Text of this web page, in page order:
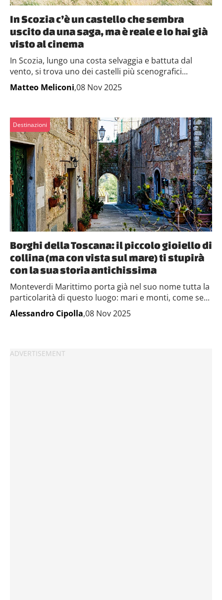
In Scozia c’è un castello che sembra
uscito da una saga, ma è reale e lo hai già
visto al cinema
In Scozia, lungo una costa selvaggia e battuta dal
vento, si trova uno dei castelli più scenografici...
Matteo Meliconi,08 Nov 2025
Destinazioni
Borghi della Toscana: il piccolo gioiello di
collina (ma con vista sul mare) ti stupirà
con la sua storia antichissima
Monteverdi Marittimo porta già nel suo nome tutta la
particolarità di questo luogo: mari e monti, come se...
Alessandro Cipolla,08 Nov 2025